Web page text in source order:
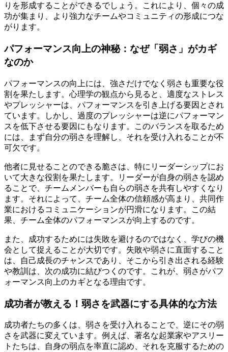
りを形成することができるでしょう。これにより、個々の成
功が集まり、より強力なチームやコミュニティの形成につな
がります。
パフォーマンス向上の神秘：なぜ「弱さ」がカギ
なのか
パフォーマンスの向上には、強さだけでなく弱さも重要な役
割を果たします。心理学の観点から見ると、適度なストレス
やプレッシャーは、パフォーマンスを引き上げる要因とされ
ています。しかし、過度のプレッシャーは逆にパフォーマン
スを低下させる要因にもなります。このバランスを取るため
には、まず自分の弱さを理解し、それを受け入れることが不
可欠です。
他者に見せることのできる脆さは、特にリーダーシップにお
いて大きな役割を果たします。リーダーが自身の弱さを認め
ることで、チームメンバーも自らの弱さを共有しやすくなり
ます。それによって、チーム全体の信頼感が高まり、共同作
業におけるコミュニケーションが円滑になります。この結
果、チーム全体のパフォーマンスが向上するのです。
また、成功するためには失敗を避けるのではなく、学びの機
会として捉えることが大切です。失敗や弱さに直面すること
は、自己成長のチャンスであり、そこから引き出される経験
や教訓は、次の成功に結びつくのです。これが、弱さがパフ
ォーマンス向上のカギとなる理由です。
成功者が教える！弱さを武器にする具体的な方法
成功者たちの多くは、弱さを受け入れることで、逆にその弱
さを武器に変えています。例えば、著名な起業家やアスリー
トたちは、自身の弱点を率直に認め、それを克服するための